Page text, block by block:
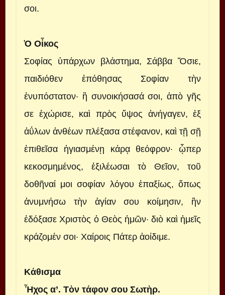
σοι.
Ὁ Οἶκος
Σοφίας ὑπάρχων βλάστημα, Σάββα Ὅσιε,
παιδιόθεν ἐπόθησας Σοφίαν τὴν
ἐνυπόστατον· ἣ συνοικήσασά σοι, ἀπὸ γῆς
σε ἐχώρισε, καὶ πρὸς ὕψος ἀνήγαγεν, ἐξ
ἀΰλων ἀνθέων πλέξασα στέφανον, καὶ τῇ σῇ
ἐπιθεῖσα ἡγιασμένῃ κάρᾳ θεόφρον· ᾧπερ
κεκοσμημένος, ἐξιλέωσαι τὸ Θεῖον, τοῦ
δοθῆναί μοι σοφίαν λόγου ἐπαξίως, ὅπως
ἀνυμνήσω τὴν ἁγίαν σου κοίμησιν, ἣν
ἐδόξασε Χριστὸς ὁ Θεὸς ἡμῶν· διὸ καὶ ἡμεῖς
κράζομέν σοι· Χαίροις Πάτερ ἀοίδιμε.
Κάθισμα
Ἦχος α’. Τὸν τάφον σου Σωτὴρ.